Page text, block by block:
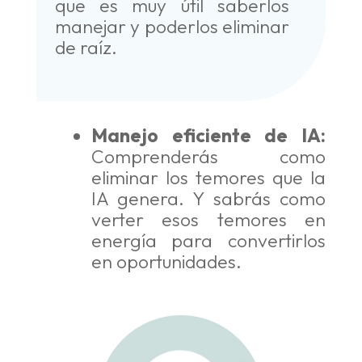
que es muy útil saberlos
manejar y poderlos eliminar
de raíz.
Manejo eficiente de IA:
Comprenderás como
eliminar los temores que la
IA genera. Y sabrás como
verter esos temores en
energía para convertirlos
en oportunidades.